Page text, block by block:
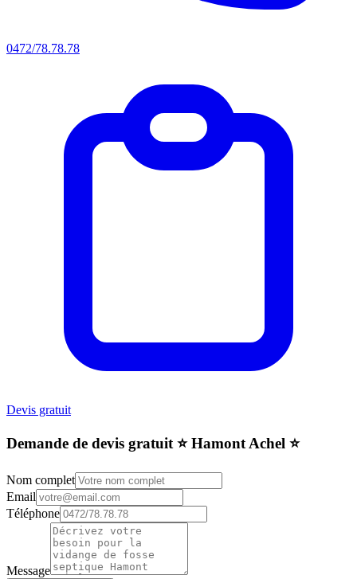
0472/78.78.78
Devis gratuit
Demande de devis gratuit ⭐️ Hamont Achel ⭐️
Nom complet
Email
Téléphone
Message